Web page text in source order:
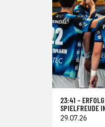
23:41 –
SPIELFREUDE
29.07.26